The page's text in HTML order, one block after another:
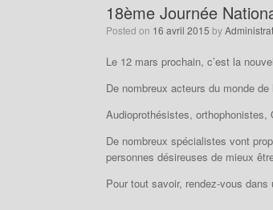
18ème Journée
Posted on 16 avril 2015 by
Le 12 mars prochain, c’est la
De nombreux acteurs du monde
Audioprothésistes,
De nombreux spécialistes vont
personnes désireuses de mieux
Pour tout savoir, rendez-vous dans